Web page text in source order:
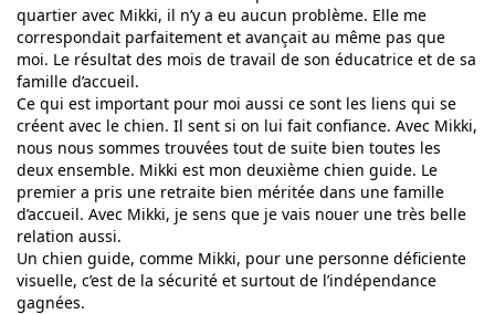
quartier avec Mikki, il n’y a eu aucun problème. Elle me
correspondait parfaitement et avançait au même pas que
moi. Le résultat des mois de travail de son éducatrice et de sa
famille d’accueil.
Ce qui est important pour moi aussi ce sont les liens qui se
créent avec le chien. Il sent si on lui fait confiance. Avec Mikki,
nous nous sommes trouvées tout de suite bien toutes les
deux ensemble. Mikki est mon deuxième chien guide. Le
premier a pris une retraite bien méritée dans une famille
d’accueil. Avec Mikki, je sens que je vais nouer une très belle
relation aussi.
Un chien guide, comme Mikki, pour une personne déficiente
visuelle, c’est de la sécurité et surtout de l’indépendance
gagnées.